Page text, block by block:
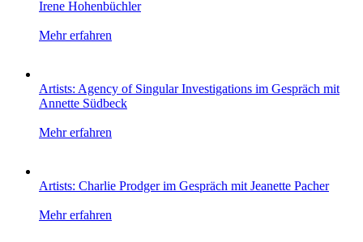
Irene Hohenbüchler
Mehr erfahren
Artists: Agency of Singular Investigations im Gespräch mit
Annette Südbeck
Mehr erfahren
Artists: Charlie Prodger im Gespräch mit Jeanette Pacher
Mehr erfahren